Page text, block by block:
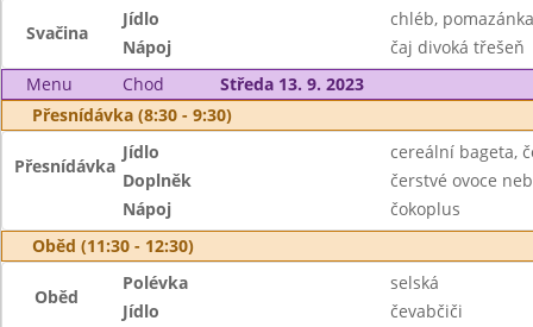
Svačina
Jídlo
chléb,
Nápoj
čaj divoká třešeň
Menu
Chod
Středa 13. 9. 2023
Přesnídávka (8:30 - 9:30)
Přesnídávka
Jídlo
cereální bageta,
Doplněk
čerstvé ovoce
Nápoj
čokoplus
Oběd (11:30 - 12:30)
Oběd
Polévka
selská
Jídlo
čevabčiči